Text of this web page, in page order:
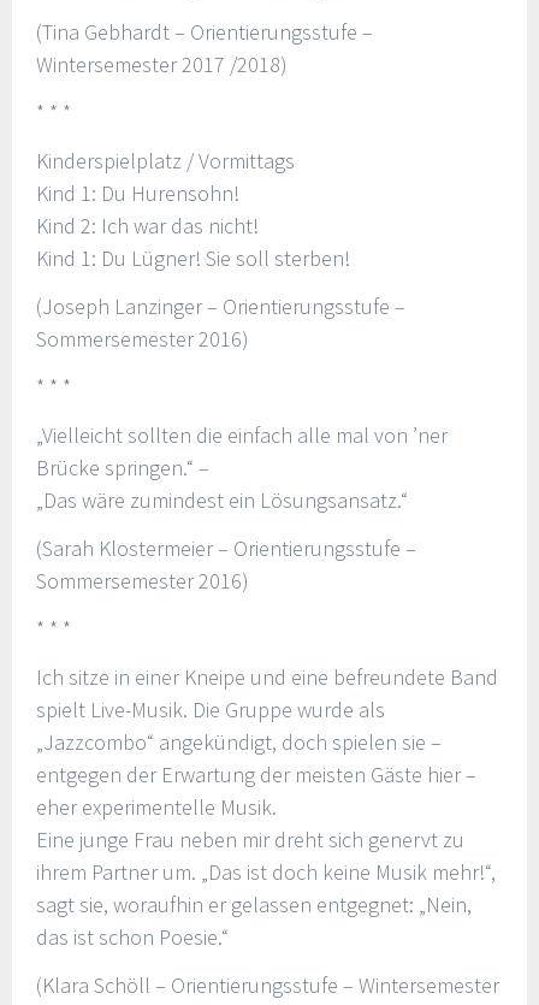
(Tina Gebhardt – Orientierungsstufe –
Wintersemester 2017 /2018)
* * *
Kinderspielplatz / Vormittags
Kind 1: Du Hurensohn!
Kind 2: Ich war das nicht!
Kind 1: Du Lügner! Sie soll sterben!
(Joseph Lanzinger – Orientierungsstufe –
Sommersemester 2016)
* * *
„Vielleicht sollten die einfach alle mal von ’ner
Brücke springen.“ –
„Das wäre zumindest ein Lösungsansatz.“
(Sarah Klostermeier – Orientierungsstufe –
Sommersemester 2016)
* * *
Ich sitze in einer Kneipe und eine befreundete Band
spielt Live-Musik. Die Gruppe wurde als
„Jazzcombo“ angekündigt, doch spielen sie –
entgegen der Erwartung der meisten Gäste hier –
eher experimentelle Musik.
Eine junge Frau neben mir dreht sich genervt zu
ihrem Partner um. „Das ist doch keine Musik mehr!“,
sagt sie, woraufhin er gelassen entgegnet: „Nein,
das ist schon Poesie.“
(Klara Schöll – Orientierungsstufe – Wintersemester